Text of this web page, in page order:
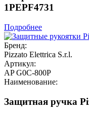
1PEPF4731
Подробнее
Бренд:
Pizzato Elettrica S.r.l.
Артикул:
AP G0C-800P
Наименование:
Защитная ручка